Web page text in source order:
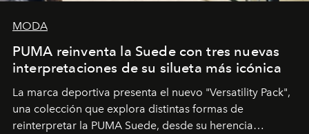
MODA
PUMA reinventa la Suede con tres nuevas
interpretaciones de su silueta más icónica
La marca deportiva presenta el nuevo "Versatility Pack",
una colección que explora distintas formas de
reinterpretar la PUMA Suede, desde su herencia